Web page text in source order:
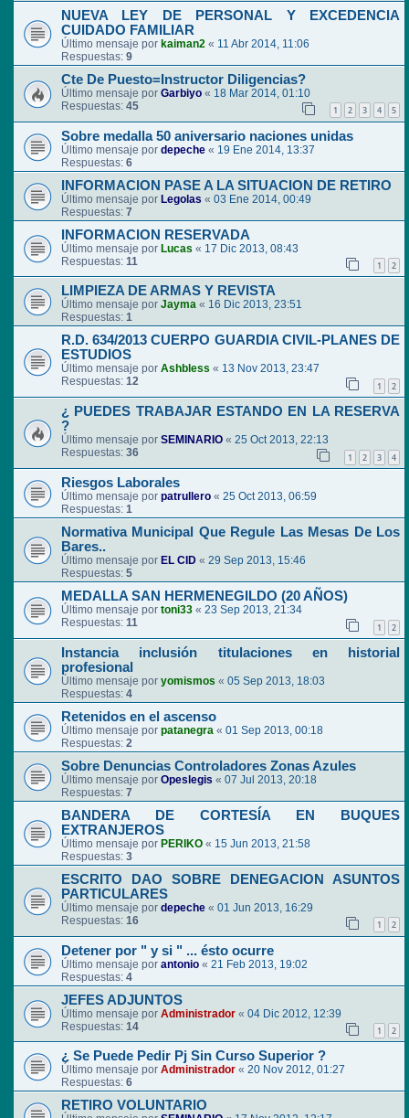
NUEVA LEY DE PERSONAL Y EXCEDENCIA
CUIDADO FAMILIAR
Último mensaje por kaiman2 « 11 Abr 2014, 11:06
Respuestas: 9
Cte De Puesto=Instructor Diligencias?
Último mensaje por Garbiyo « 18 Mar 2014, 01:10
Respuestas: 45 1 2 3 4 5
Sobre medalla 50 aniversario naciones unidas
Último mensaje por depeche « 19 Ene 2014, 13:37
Respuestas: 6
INFORMACION PASE A LA SITUACION DE RETIRO
Último mensaje por Legolas « 03 Ene 2014, 00:49
Respuestas: 7
INFORMACION RESERVADA
Último mensaje por Lucas « 17 Dic 2013, 08:43
Respuestas: 11 1 2
LIMPIEZA DE ARMAS Y REVISTA
Último mensaje por Jayma « 16 Dic 2013, 23:51
Respuestas: 1
R.D. 634/2013 CUERPO GUARDIA CIVIL-PLANES DE
ESTUDIOS
Último mensaje por Ashbless « 13 Nov 2013, 23:47
Respuestas: 12 1 2
¿ PUEDES TRABAJAR ESTANDO EN LA RESERVA
?
Último mensaje por SEMINARIO « 25 Oct 2013, 22:13
Respuestas: 36 1 2 3 4
Riesgos Laborales
Último mensaje por patrullero « 25 Oct 2013, 06:59
Respuestas: 1
Normativa Municipal Que Regule Las Mesas De Los
Bares..
Último mensaje por EL CID « 29 Sep 2013, 15:46
Respuestas: 5
MEDALLA SAN HERMENEGILDO (20 AÑOS)
Último mensaje por toni33 « 23 Sep 2013, 21:34
Respuestas: 11 1 2
Instancia inclusión titulaciones en historial
profesional
Último mensaje por yomismos « 05 Sep 2013, 18:03
Respuestas: 4
Retenidos en el ascenso
Último mensaje por patanegra « 01 Sep 2013, 00:18
Respuestas: 2
Sobre Denuncias Controladores Zonas Azules
Último mensaje por Opeslegis « 07 Jul 2013, 20:18
Respuestas: 7
BANDERA DE CORTESÍA EN BUQUES
EXTRANJEROS
Último mensaje por PERIKO « 15 Jun 2013, 21:58
Respuestas: 3
ESCRITO DAO SOBRE DENEGACION ASUNTOS
PARTICULARES
Último mensaje por depeche « 01 Jun 2013, 16:29
Respuestas: 16 1 2
Detener por " y si " ... ésto ocurre
Último mensaje por antonio « 21 Feb 2013, 19:02
Respuestas: 4
JEFES ADJUNTOS
Último mensaje por Administrador « 04 Dic 2012, 12:39
Respuestas: 14 1 2
¿ Se Puede Pedir Pj Sin Curso Superior ?
Último mensaje por Administrador « 20 Nov 2012, 01:27
Respuestas: 6
RETIRO VOLUNTARIO